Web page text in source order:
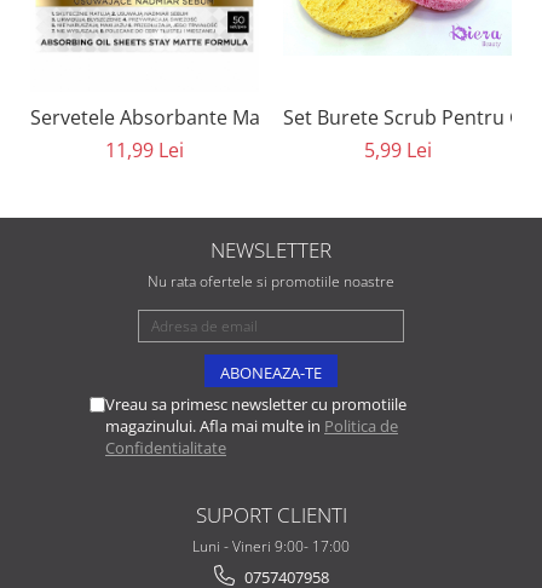
Servetele Absorbante Matifiante 8 in 1 Eveline
11,99 Lei
Set Burete Scrub Pentru
5,99 Lei
NEWSLETTER
Nu rata ofertele si promotiile noastre
Vreau sa primesc newsletter cu promotiile
magazinului. Afla mai multe in Politica de
Confidentialitate
SUPORT CLIENTI
Luni - Vineri 9:00- 17:00
0757407958